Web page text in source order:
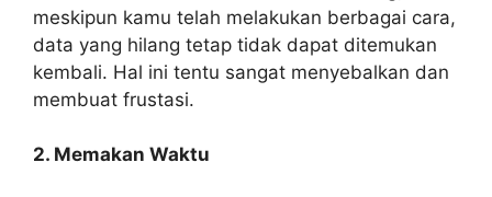
meskipun kamu telah melakukan berbagai cara,
data yang hilang tetap tidak dapat ditemukan
kembali. Hal ini tentu sangat menyebalkan dan
membuat frustasi.
2. Memakan Waktu